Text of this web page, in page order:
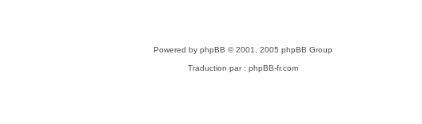
Powered by phpBB © 2001, 2005 phpBB Group
Traduction par : phpBB-fr.com